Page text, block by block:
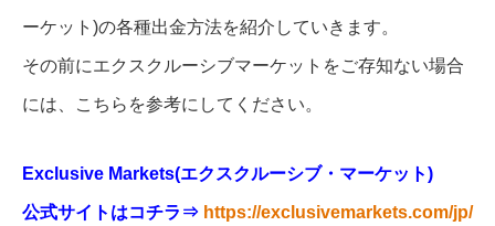
ーケット)の各種出金方法を紹介していきます。
その前にエクスクルーシブマーケットをご存知ない場合
には、こちらを参考にしてください。
Exclusive Markets(エクスクルーシブ・マーケット)
公式サイトはコチラ ⇒ https://exclusivemarkets.com/jp/